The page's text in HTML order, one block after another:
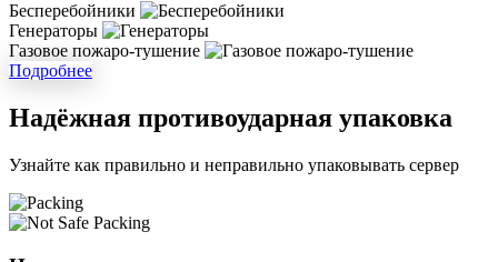
Бесперебойники
Генераторы
Газовое пожаро-тушение
Подробнее
Надёжная противоударная упаковка
Узнайте как правильно и неправильно упаковывать сервер